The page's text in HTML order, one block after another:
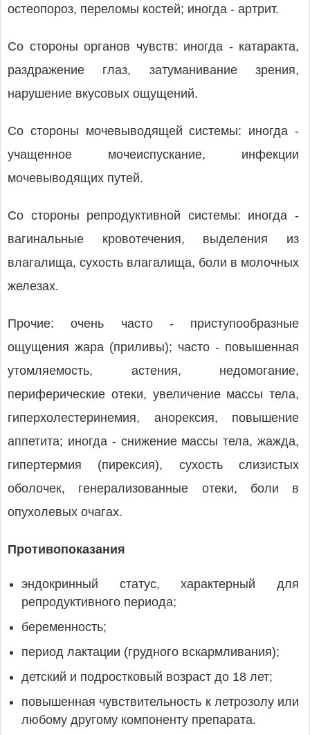
остеопороз, переломы костей; иногда - артрит.
Со стороны органов чувств: иногда - катаракта,
раздражение глаз, затуманивание зрения,
нарушение вкусовых ощущений.
Со стороны мочевыводящей системы: иногда -
учащенное мочеиспускание, инфекции
мочевыводящих путей.
Со стороны репродуктивной системы: иногда -
вагинальные кровотечения, выделения из
влагалища, сухость влагалища, боли в молочных
железах.
Прочие: очень часто - приступообразные
ощущения жара (приливы); часто - повышенная
утомляемость, астения, недомогание,
периферические отеки, увеличение массы тела,
гиперхолестеринемия, анорексия, повышение
аппетита; иногда - снижение массы тела, жажда,
гипертермия (пирексия), сухость слизистых
оболочек, генерализованные отеки, боли в
опухолевых очагах.
Противопоказания
эндокринный статус, характерный для
репродуктивного периода;
беременность;
период лактации (грудного вскармливания);
детский и подростковый возраст до 18 лет;
повышенная чувствительность к летрозолу или
любому другому компоненту препарата.